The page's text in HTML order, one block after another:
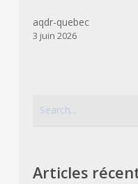
aqdr-quebec
3 juin 2026
Articles